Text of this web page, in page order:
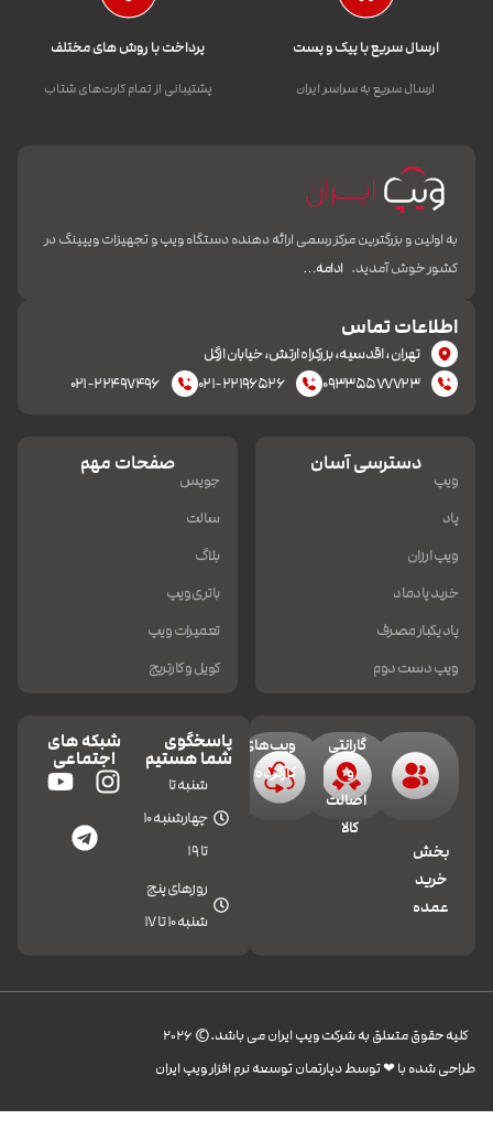
ارسال سریع با پیک و پست
ارسال سریع به سراسر ایران
پرداخت با روش های مختلف
پشتیبانی از تمام کارت‌های شتاب
به اولین و بزرگترین مرکز رسمی ارائه دهنده دستگاه ویپ و تجهیزات ویپینگ در
کشور خوش آمدید. ادامه…
اطلاعات تماس
تهران، اقدسیه، بزرکراه ارتش، خیابان ازگل
۰۹۳۳۵۵۷۷۷۲۳
۰۲۱-۲۲۱۹۶۵۲۶ ۰۲۱-۲۲۴۹۷۴۹۶
دسترسی آسان
ویپ
پاد
ویپ ارزان
خرید پادماد
پاد یکبار مصرف
ویپ دست دوم
صفحات مهم
جویس
سالت
بلاگ
باتری ویپ
تعمیرات ویپ
کویل و کارتریج
بخش
خرید
عمده
گارانتی
و
اصالت
کالا
ویپ‌های
کارکرده
پاسخگوی
شما هستیم
شنبه تا
چهارشنبه 10
تا 19
روزهای پنج
شنبه 10 تا 17
شبکه های
اجتماعی
کليه حقوق متعلق به شرکت ویپ ایران می باشد.© 2026
طراحی شده با ❤︎ توسط دپارتمان توسعه نرم افزار ویپ ایران